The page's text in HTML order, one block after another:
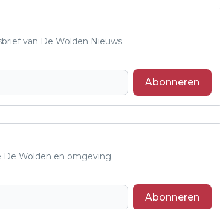
van De Wolden Nieuws.
Abonneren
Wolden en omgeving.
Abonneren